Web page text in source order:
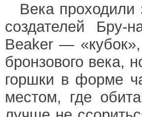
Века
создателей Бру-
Beaker —
бронзового века,
горшки в форме
местом, где